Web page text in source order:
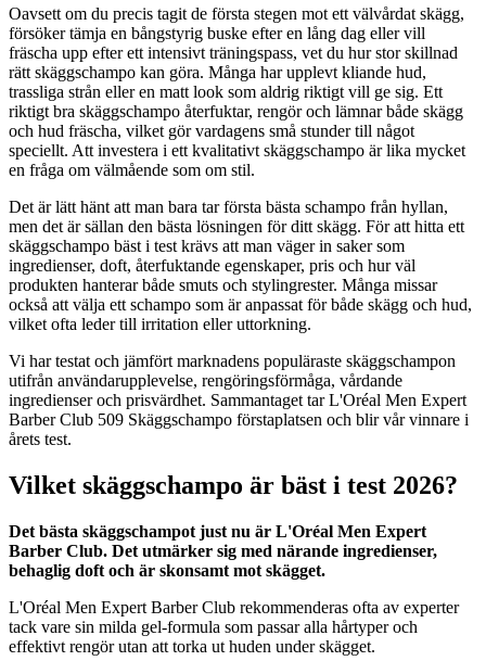
Oavsett om du precis tagit de första stegen mot ett välvårdat skägg,
försöker tämja en bångstyrig buske efter en lång dag eller vill
fräscha upp efter ett intensivt träningspass, vet du hur stor skillnad
rätt skäggschampo kan göra. Många har upplevt kliande hud,
trassliga strån eller en matt look som aldrig riktigt vill ge sig. Ett
riktigt bra skäggschampo återfuktar, rengör och lämnar både skägg
och hud fräscha, vilket gör vardagens små stunder till något
speciellt. Att investera i ett kvalitativt skäggschampo är lika mycket
en fråga om välmående som om stil.
Det är lätt hänt att man bara tar första bästa schampo från hyllan,
men det är sällan den bästa lösningen för ditt skägg. För att hitta ett
skäggschampo bäst i test krävs att man väger in saker som
ingredienser, doft, återfuktande egenskaper, pris och hur väl
produkten hanterar både smuts och stylingrester. Många missar
också att välja ett schampo som är anpassat för både skägg och hud,
vilket ofta leder till irritation eller uttorkning.
Vi har testat och jämfört marknadens populäraste skäggschampon
utifrån användarupplevelse, rengöringsförmåga, vårdande
ingredienser och prisvärdhet. Sammantaget tar L'Oréal Men Expert
Barber Club 509 Skäggschampo förstaplatsen och blir vår vinnare i
årets test.
Vilket skäggschampo är bäst i test 2026?
Det bästa skäggschampot just nu är L'Oréal Men Expert
Barber Club. Det utmärker sig med närande ingredienser,
behaglig doft och är skonsamt mot skägget.
L'Oréal Men Expert Barber Club rekommenderas ofta av experter
tack vare sin milda gel-formula som passar alla hårtyper och
effektivt rengör utan att torka ut huden under skägget.